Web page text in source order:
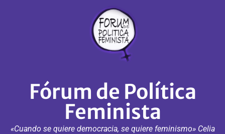
Fórum de Política
Feminista
«Cuando se quiere democracia, se quiere feminismo» Celia